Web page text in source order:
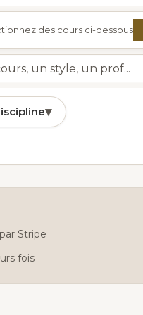
des cours ci-dessous
▾
Stripe
fois